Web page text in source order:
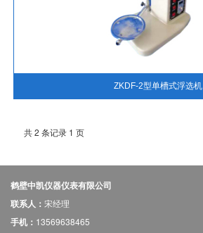
ZKDF-2型单槽式浮选机
共 2 条记录 1 页
鹤壁中凯仪器仪表有限公司
联系人： 宋经理
手机： 13569638465